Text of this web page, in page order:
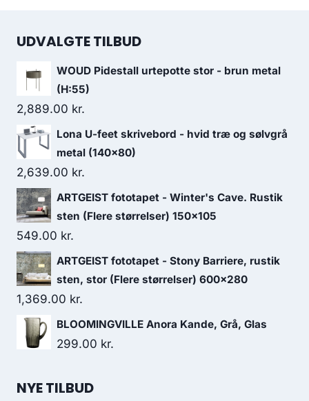
UDVALGTE TILBUD
WOUD Pidestall urtepotte stor - brun metal
(H:55)
2,889.00 kr.
Lona U-feet skrivebord - hvid træ og sølvgrå
metal (140x80)
2,639.00 kr.
ARTGEIST fototapet - Winter's Cave. Rustik
sten (Flere størrelser) 150x105
549.00 kr.
ARTGEIST fototapet - Stony Barriere, rustik
sten, stor (Flere størrelser) 600x280
1,369.00 kr.
BLOOMINGVILLE Anora Kande, Grå, Glas
299.00 kr.
NYE TILBUD